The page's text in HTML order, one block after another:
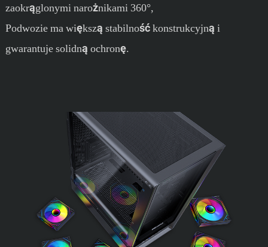
zaokrąglonymi narożnikami 360°,
Podwozie ma większą stabilność konstrukcyjną i
gwarantuje solidną ochronę.